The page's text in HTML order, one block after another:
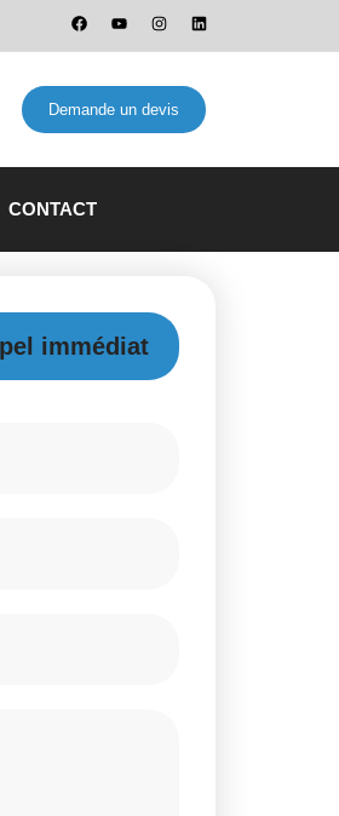
Demande un devis
CONTACT
immédiat